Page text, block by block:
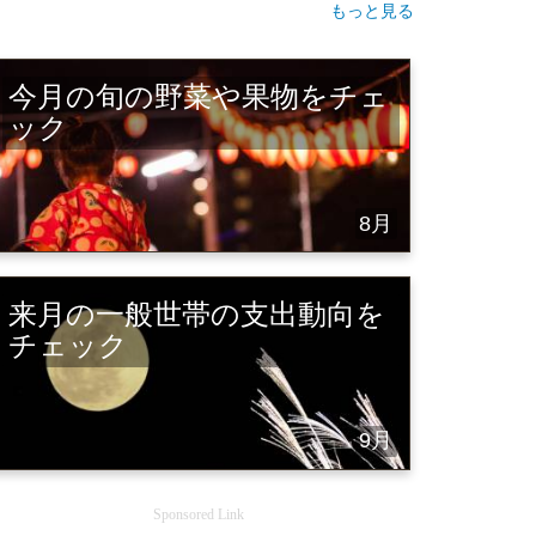
もっと見る
今月の旬の野菜や果物をチェ
ック
8月
来月の一般世帯の支出動向を
チェック
9月
Sponsored Link